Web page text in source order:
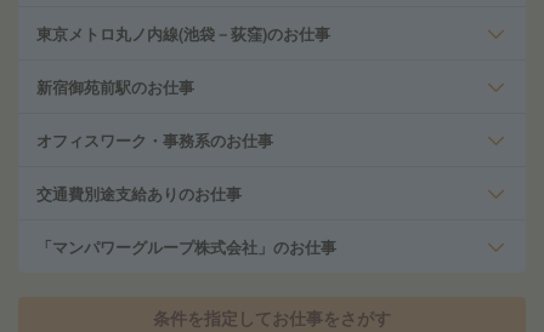
東京メトロ丸ノ内線(池袋－荻窪)のお仕事
新宿御苑前駅のお仕事
オフィスワーク・事務系のお仕事
交通費別途支給ありのお仕事
「マンパワーグループ株式会社」のお仕事
条件を指定してお仕事をさがす